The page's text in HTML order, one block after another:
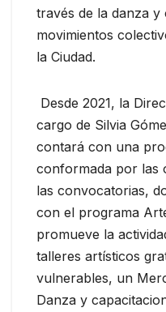
través de la danza y
movimientos
la Ciudad.
Desde 2021, la
cargo de Silvia
contará con una
conformada por las
las convocatorias,
con el programa
promueve la
talleres artísticos
vulnerables, un
Danza y